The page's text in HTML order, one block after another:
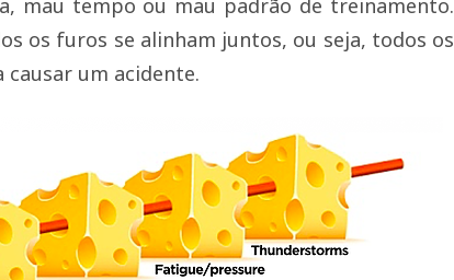
os furos se alinham juntos, ou seja, todos os
um acidente.